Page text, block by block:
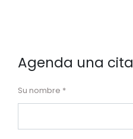
Agenda una cita
Su nombre